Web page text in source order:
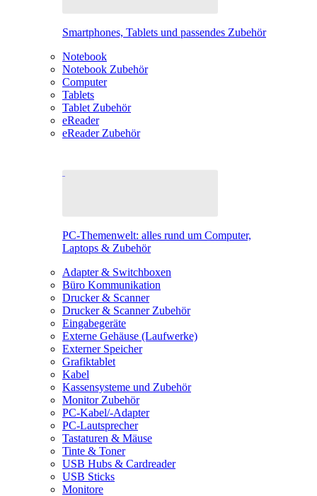
Smartphones, Tablets und passendes Zubehör
Notebook
Notebook Zubehör
Computer
Tablets
Tablet Zubehör
eReader
eReader Zubehör
PC-Themenwelt: alles rund um Computer,
Laptops & Zubehör
Adapter & Switchboxen
Büro Kommunikation
Drucker & Scanner
Drucker & Scanner Zubehör
Eingabegeräte
Externe Gehäuse (Laufwerke)
Externer Speicher
Grafiktablet
Kabel
Kassensysteme und Zubehör
Monitor Zubehör
PC-Kabel/-Adapter
PC-Lautsprecher
Tastaturen & Mäuse
Tinte & Toner
USB Hubs & Cardreader
USB Sticks
Monitore